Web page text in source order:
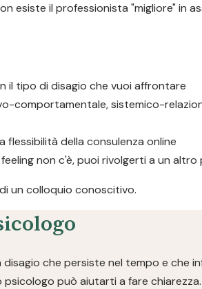
esiste il professionista "migliore" in
il tipo di disagio che vuoi affrontare
comportamentale, sistemico-
flessibilità della consulenza online
non c'è, puoi rivolgerti a un
un colloquio conoscitivo.
che persiste nel tempo e che
può aiutarti a fare chiarezza.